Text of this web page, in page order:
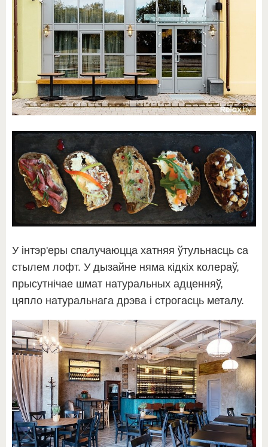
У інтэр'еры спалучаюцца хатняя ўтульнасць са
стылем лофт. У дызайне няма кідкіх колераў,
прысутнічае шмат натуральных адценняў,
цяпло натуральнага дрэва і строгасць металу.